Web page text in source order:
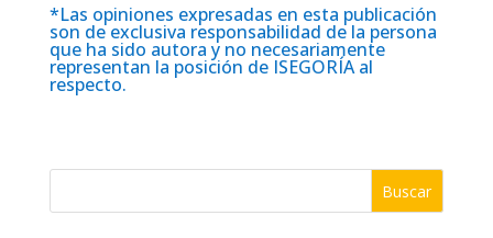
*Las opiniones expresadas en esta publicación
son de exclusiva responsabilidad de la persona
que ha sido autora y no necesariamente
representan la posición de ISEGORÍA al
respecto.
Buscar